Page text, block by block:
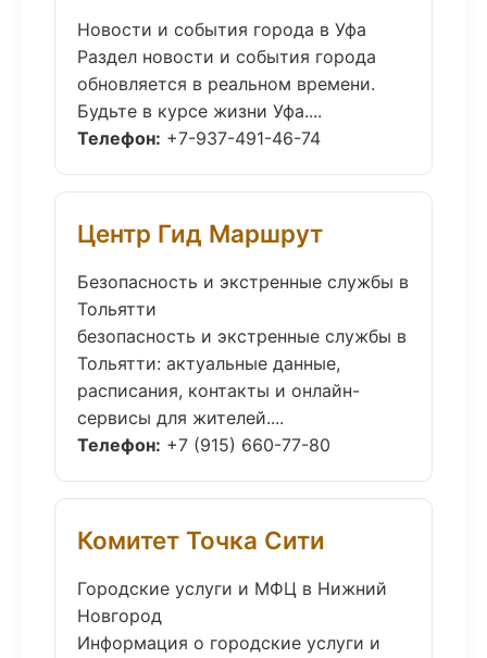
Новости и события города в Уфа
Раздел новости и события города
обновляется в реальном времени.
Будьте в курсе жизни Уфа....
Телефон: +7-937-491-46-74
Центр Гид Маршрут
Безопасность и экстренные службы в
Тольятти
безопасность и экстренные службы в
Тольятти: актуальные данные,
расписания, контакты и онлайн-
сервисы для жителей....
Телефон: +7 (915) 660-77-80
Комитет Точка Сити
Городские услуги и МФЦ в Нижний
Новгород
Информация о городские услуги и